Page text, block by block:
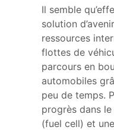
Il semble
solution
ressources
flottes de
parcours en
automobiles
peu de temps.
progrès dans
(fuel cell) et